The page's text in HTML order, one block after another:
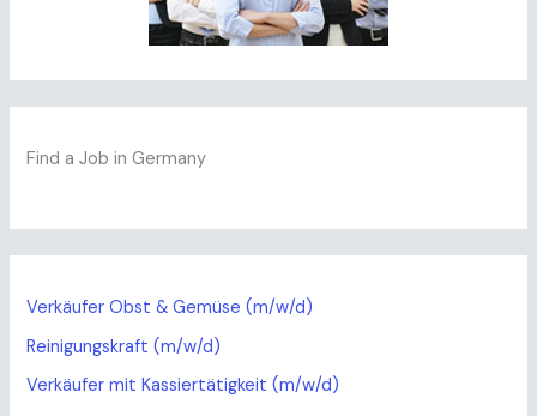
Find a Job in Germany
Verkäufer Obst & Gemüse (m/w/d)
Reinigungskraft (m/w/d)
Verkäufer mit Kassiertätigkeit (m/w/d)